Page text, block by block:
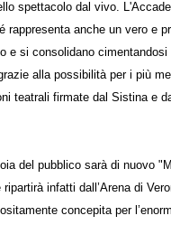
spettacolo dal vivo.
rappresenta anche un vero e
e si consolidano cimentandosi
alla possibilità per i più
teatrali firmate dal Sistina e
del pubblico sarà di nuovo
infatti dall’Arena di
concepita per